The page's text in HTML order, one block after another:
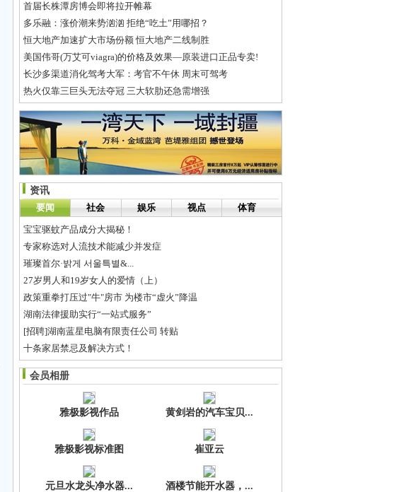
首届长株潭房博会即将拉开帷幕
多乐融：涨价潮来势汹汹 拒绝“吃土”用哪招？
恒大地产加速扩大市场份额 恒大地产二线制胜
美国伟哥(万艾可viagra)的价格及效果—原装进口正品专卖!
长沙多渠道消化驾考大军：考官不午休 周末可驾考
热火仅靠三巨头无法夺冠 三大软肋还急需增强
资讯
要闻
社会 娱乐 视点 体育
宝宝驱蚊产品成分大揭秘！
专家称选对人流技术能减少并发症
璀璨首尔·밝게 서울특별&...
27岁男人和19岁女人的爱情（上）
政策重拳打压过"牛"房市 为楼市“虚火”降温
湖南法律援助实行“一站式服务”
[招聘]湖南蓝星电脑有限责任公司 转贴
十条家居禁忌及解决方式！
常德与省属企业、长株潭企业开展对接洽谈
这七种水果最能减腹部
会员相册
雅极影视作品 黄剑岩的汽车宝贝...
雅极影视标准图 崔亚云
元旦水龙头净水器... 酒楼节能开水器，...